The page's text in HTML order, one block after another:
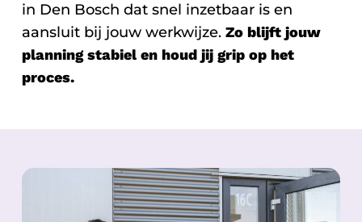
in Den Bosch dat snel inzetbaar is en
aansluit bij jouw werkwijze. Zo blijft jouw
planning stabiel en houd jij grip op het
proces.